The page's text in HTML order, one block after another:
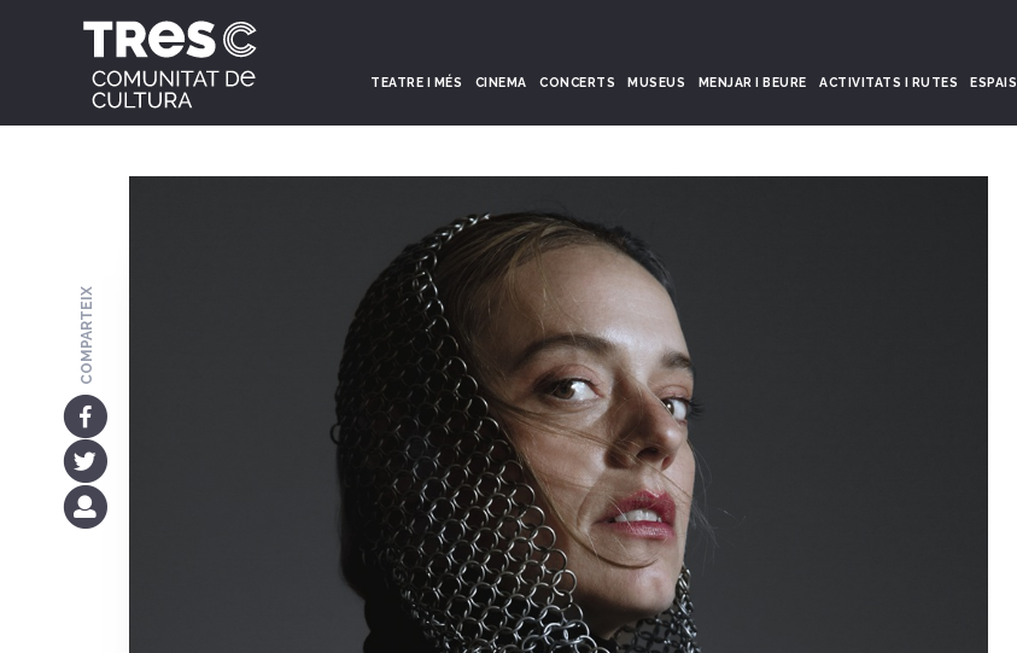
TEATRE I MÉS CINEMA CONCERTS MUSEUS MENJAR I BEURE ACTIVITATS I RUTES ESPAIS
COMPARTEIX